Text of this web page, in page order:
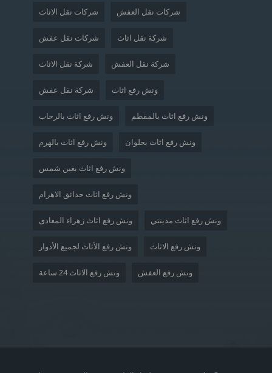
شركات نقل الاثاث شركات نقل العفش
شركات نقل عفش شركة نقل اثاث
شركة نقل الاثاث شركة نقل العفش
شركة نقل عفش ونش رفع اثاث
ونش رفع اثاث بالرحاب ونش رفع اثاث بالمقطم
ونش رفع اثاث بالهرم ونش رفع اثاث بحلوان
ونش رفع اثاث بعين شمس
ونش رفع اثاث حدائق الاهرام
ونش رفع اثاث زهراء المعادى ونش رفع اثاث مدينتي
ونش رفع الأثاث لجميع الأدوار ونش رفع الاثاث
ونش رفع الاثاث 24 ساعة ونش رفع العفش